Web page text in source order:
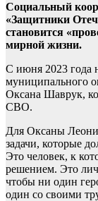
Социальный
«Защитники
становится
мирной жизни.
С июня 2023 года
муниципального
Оксана Шаврук,
СВО.
Для Оксаны
задачи, которые
Это человек, к
решением. Это
чтобы ни один
один со своими